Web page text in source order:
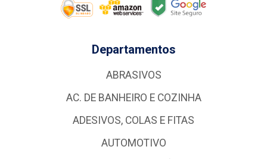
Departamentos
ABRASIVOS
AC. DE BANHEIRO E COZINHA
ADESIVOS, COLAS E FITAS
AUTOMOTIVO